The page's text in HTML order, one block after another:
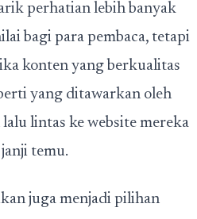
perhatian lebih banyak
bagi para pembaca, tetapi
konten yang berkualitas
yang ditawarkan oleh
lintas ke website mereka
temu.
juga menjadi pilihan